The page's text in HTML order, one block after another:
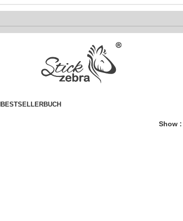
BESTSELLERBUCH
Show